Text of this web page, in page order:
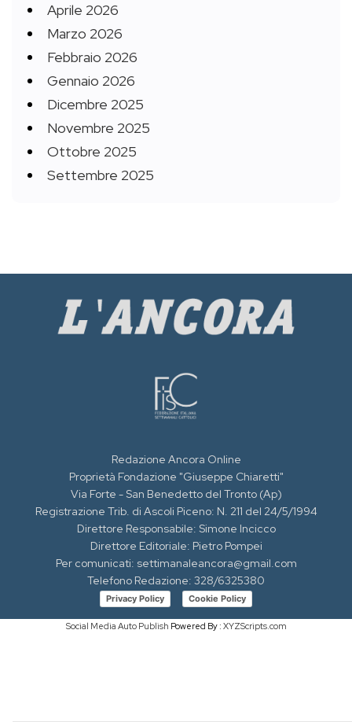
Aprile 2026
Marzo 2026
Febbraio 2026
Gennaio 2026
Dicembre 2025
Novembre 2025
Ottobre 2025
Settembre 2025
Redazione Ancora Online
Proprietà Fondazione "Giuseppe Chiaretti"
Via Forte - San Benedetto del Tronto (Ap)
Registrazione Trib. di Ascoli Piceno: N. 211 del 24/5/1994
Direttore Responsabile: Simone Incicco
Direttore Editoriale: Pietro Pompei
Per comunicati: settimanaleancora@gmail.com
Telefono Redazione: 328/6325380
Privacy Policy Cookie Policy
Social Media Auto Publish Powered By : XYZScripts.com